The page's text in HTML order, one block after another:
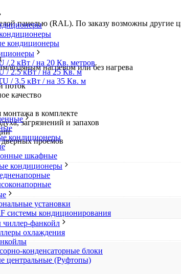
кондиционеры
/ 2 кВт / на 20 Кв. метров
/ 2.5 кВт / на 25 Кв. м
/ 3.5 кВт / на 35 Кв. м
кондиционеры
шкафные
кондиционеры
установки
системы кондиционирования
фанкойл
охлаждения
конденсаторные блоки
центральные (Руфтопы)
панелью (RAL). По заказу возможны другие
водяным нагревом или без нагрева
поток
качество
в комплекте
загрязнений и запахов
проемов